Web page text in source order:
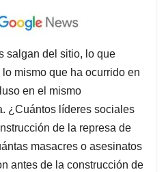
salgan del sitio, lo que
mismo que ha ocurrido en
en el mismo
¿Cuántos líderes sociales
de la represa de
masacres o asesinatos
antes de la construcción de